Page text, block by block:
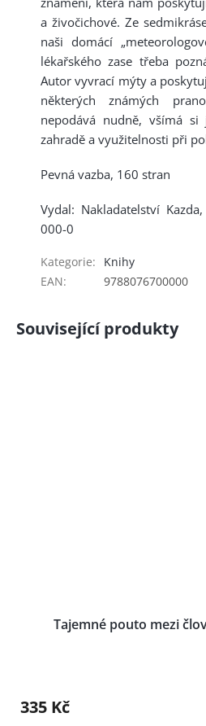
a živočichové. Ze
naši domácí
lékařského zase třeba
Autor vyvrací mýty a
některých známých
nepodává nudně, všímá si
zahradě a využitelnosti při
Pevná vazba, 160 stran
Vydal: Nakladatelství
000-0
Kategorie:
Knihy
EAN: 9788076700000
Související produkty
Tajemné pouto mezi
335 Kč